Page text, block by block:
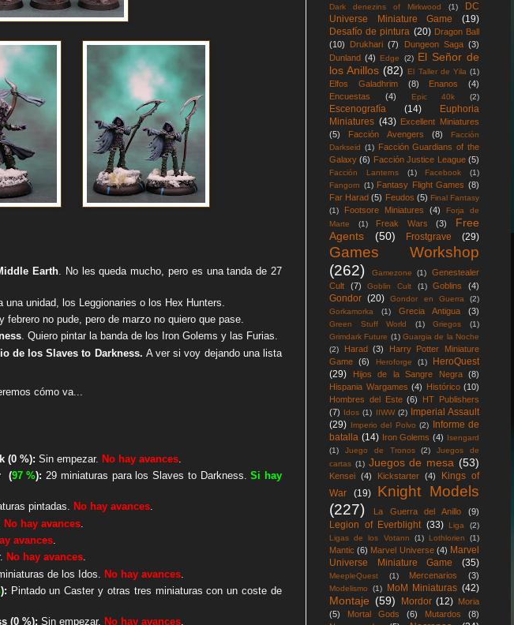
Earth. No les queda mucho, pero es una tanda de 27
una unidad, los Leggionaries o los Hex Hunters.
febrero no pude, pero de marzo no quiero que pase.
. Quiero pintar la banda de los Iron Golems y las Furias.
de los Slaves to Darkness. A ver si voy dejando una lista
cómo va...
(0 %): Sin empezar. No hay avances
(97 %): 29 miniaturas para los Slaves to Darkness.Si hay
pintadas. No hay avances.
No hay avances
avances.
No hay avances.
de los Idos. No hay avances
): Pintado un Caster y otras tres miniaturas con un coste de
(0 %): Sin empezar. No hay avances.
Dark denezins of Mirkwood
(1)
DC
Universe Miniature Game
(19)
Desafío de pintura (20) Dragon Ball
(10)
Drukhari (7) Dungeon Saga (3)
Dunland (4) Edge (2) El Señor de
los Anillos (82) El Taller de Yila (1)
Elfos Galadhrim (8) Enanos
(4)
Encuestas
(4) Epic 40k (2)
Escenografía (14)
Euphoria
Miniatures (43) Excellent Miniatures
(5)
Facción Avengers (8)
Facción
Darkseid (1) Facción Guardians of the
Galaxy (6) Facción Justice League (5)
Facción Lanterns (1) Facebook
(1)
Fangorn (1) Fantasy Flight Games (8)
Far Harad (5) Feudos (5) Final Fantasy
(1)
Footsore Miniatures (4)
Forja de
Marte
(1) Freak Wars (3)
Free
Agents
(50) Frostgrave (29)
Games Workshop
(262)
Gamezone (1)
Genestealer
Cult
(7) Goblin Cult (1) Goblins (4)
Gondor (20) Gondor en Guerra
(2)
Gorkamorka
(1) Grecia Antigua (3)
Green Stuff World (1) Griegos
(1)
Grimdark Future (1) Guargia de la Noche
(2)
Harad (3)
Harry Potter Miniature
Game
(6) Heroforge (1)
HeroQuest
(29)
Hijos de la Sangre Negra
(8)
Hispania Wargames (4) Histórico (10)
Hombres del Este (6)
HT Publishers
(7) Idos (1) IIWW (2)
Imperial Assault
(29) Imperio del Polvo (2)
Informe de
batalla (14) Iron Golems (4) Isengard
(1)
Juego de Tronos (2)
Juegos de
cartas (1) Juegos de mesa (53)
Kensei (4) Kickstarter (4)
Kings of
War
(19)
Knight Models
(227)
La Guerra del Anillo (9)
Legion of Everblight (33) Liga
(2)
Ligas de los Votann
(1) Lothlorien (1)
Mantic (6) Marvel Universe (4) Marvel
Universe Miniature Game
(35)
MeepleQuest (1) Mercenarios (3)
Modelismo (1) MoM Miniaturas (42)
Montaje (59) Mordor (12) Moria
(5)
Mortal Gods (6) Mutardos
(8)